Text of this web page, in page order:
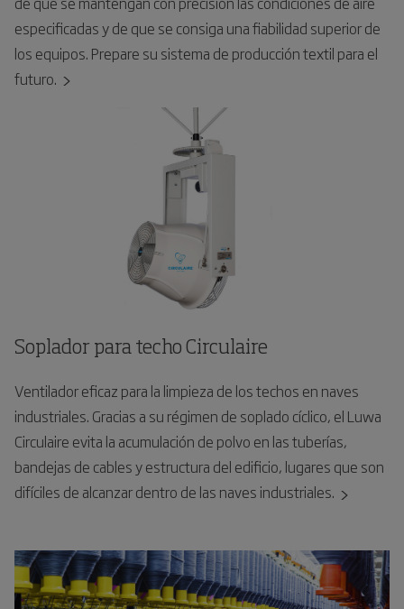
especificadas y de que se consiga una fiabilidad superior de
los equipos. Prepare su sistema de producción textil para el
futuro.
Soplador para techo Circulaire
Ventilador eficaz para la limpieza de los techos en naves
industriales. Gracias a su régimen de soplado cíclico, el Luwa
Circulaire evita la acumulación de polvo en las tuberías,
bandejas de cables y estructura del edificio, lugares que son
difíciles de alcanzar dentro de las naves industriales.